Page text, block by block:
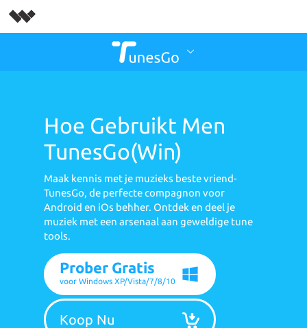
Hoe Gebruikt Men
TunesGo(Win)
Maak kennis met je muzieks beste vriend-
TunesGo, de perfecte compagnon voor
Android en iOs behher. Ontdek en deel je
muziek met een arsenaal aan geweldige tune
tools.
Prober Gratis
voor Windows XP/Vista/7/8/10
Koop Nu